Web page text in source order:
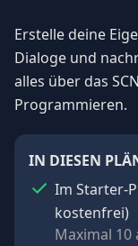
Erstelle deine
Dialoge und
alles über das
Programmieren.
IN DIESEN
Im Starter-
kostenfrei)
Maximal 10